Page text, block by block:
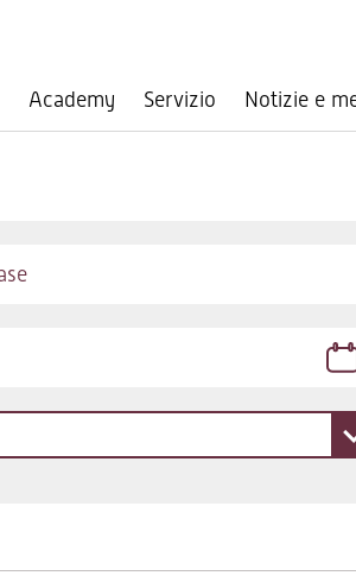
Academy Servizio Notizie e